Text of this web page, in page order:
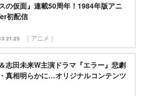
の仮面』連載50周年！1984年版アニ
初配信
21:25 ｜アニメ｜
志田未来W主演ドラマ『エラー』悲劇
真相明らかに…オリジナルコンテンツ